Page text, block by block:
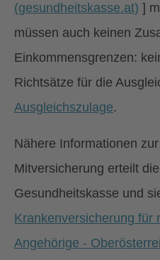
(gesundheitskasse.at) ]
müssen auch keinen
Einkommensgrenzen:
Richtsätze für die
Ausgleichszulage.
Nähere Informationen
Mitversicherung erteilt
Gesundheitskasse und
Krankenversicherung für
Angehörige -